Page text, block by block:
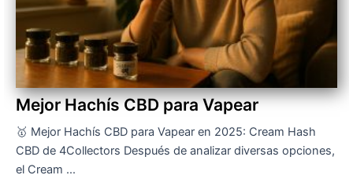
Mejor Hachís CBD para Vapear
🥇 Mejor Hachís CBD para Vapear en 2025: Cream Hash
CBD de 4Collectors Después de analizar diversas opciones,
el Cream ...